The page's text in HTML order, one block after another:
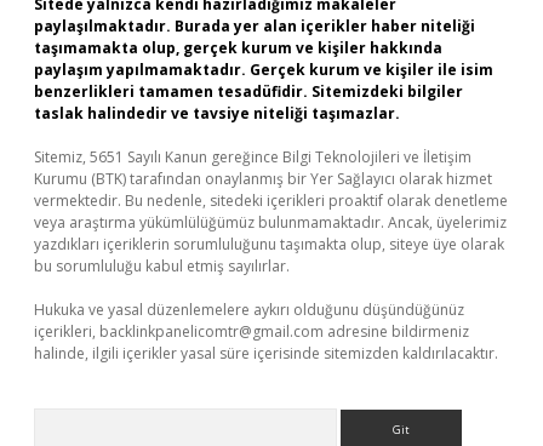
Sitede yalnızca kendi hazırladığımız makaleler
paylaşılmaktadır. Burada yer alan içerikler haber niteliği
taşımamakta olup, gerçek kurum ve kişiler hakkında
paylaşım yapılmamaktadır. Gerçek kurum ve kişiler ile isim
benzerlikleri tamamen tesadüfidir. Sitemizdeki bilgiler
taslak halindedir ve tavsiye niteliği taşımazlar.
Sitemiz, 5651 Sayılı Kanun gereğince Bilgi Teknolojileri ve İletişim
Kurumu (BTK) tarafından onaylanmış bir Yer Sağlayıcı olarak hizmet
vermektedir. Bu nedenle, sitedeki içerikleri proaktif olarak denetleme
veya araştırma yükümlülüğümüz bulunmamaktadır. Ancak, üyelerimiz
yazdıkları içeriklerin sorumluluğunu taşımakta olup, siteye üye olarak
bu sorumluluğu kabul etmiş sayılırlar.
Hukuka ve yasal düzenlemelere aykırı olduğunu düşündüğünüz
içerikleri, backlinkpanelicomtr@gmail.com adresine bildirmeniz
halinde, ilgili içerikler yasal süre içerisinde sitemizden kaldırılacaktır.